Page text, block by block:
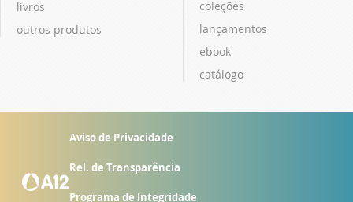
livros
outros produtos
coleções
lançamentos
ebook
catálogo
Aviso de Privacidade
Rel. de Transparência
Programa de Integridade